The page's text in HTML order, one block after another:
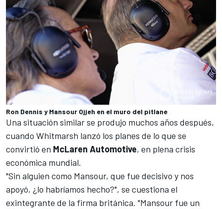
Ron Dennis y Mansour Ojjeh en el muro del pitlane
Una situación similar se produjo muchos años después,
cuando Whitmarsh lanzó los planes de lo que se
convirtió en McLaren Automotive, en plena crisis
económica mundial.
"Sin alguien como Mansour, que fue decisivo y nos
apoyó, ¿lo habríamos hecho?", se cuestiona el
exintegrante de la firma británica. "Mansour fue un